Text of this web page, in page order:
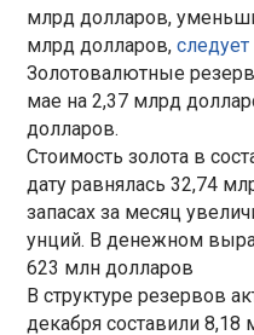
млрд долларов,
млрд долларов,следует
Золотовалютные
мае на 2,37 млрд
долларов.
Стоимость золота в
дату равнялась 32,74
запасах за месяц
унций. В денежном
623 млн долларов
В структуре резервов
декабря составили